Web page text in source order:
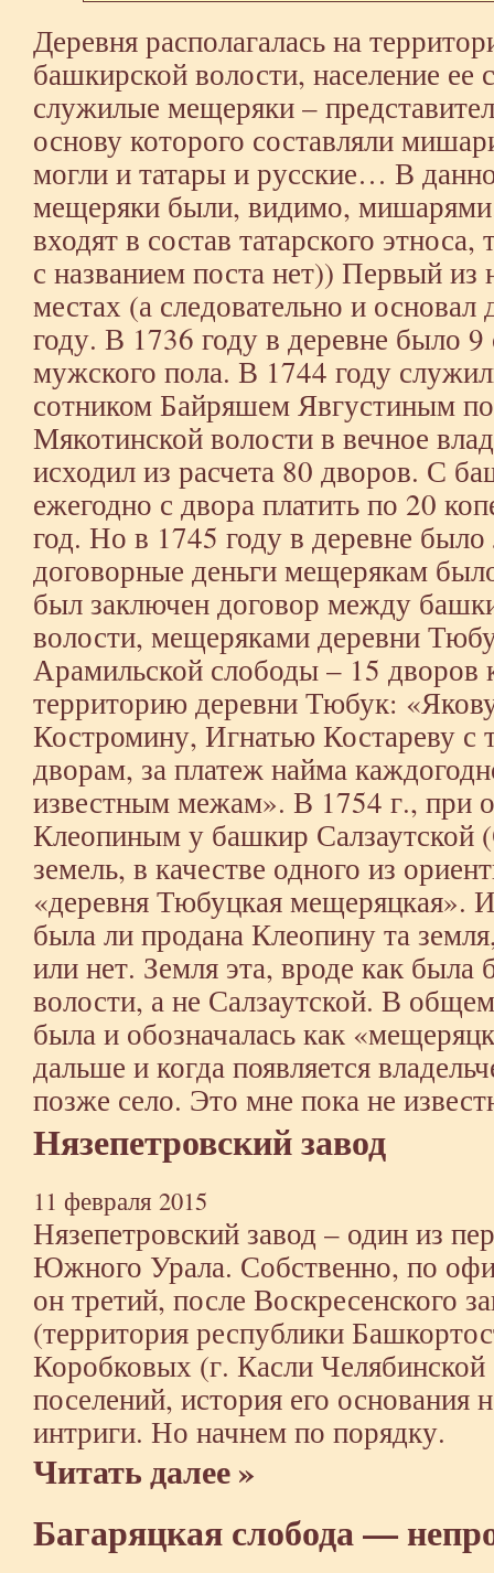
Деревня располагалась на
башкирской волости, население ее
служилые мещеряки –
основу которого составляли
могли и татары и русские… В
мещеряки были, видимо,
входят в состав татарского
с названием поста нет)) Первый из
местах (а следовательно и
году. В 1736 году в деревне было
мужского пола. В 1744 году
сотником Байряшем Явгустиным
Мякотинской волости в вечное
исходил из расчета 80 дворов. С
ежегодно с двора платить по 20
год. Но в 1745 году в деревне
договорные деньги мещерякам
был заключен договор между
волости, мещеряками деревни
Арамильской слободы – 15 дворов
территорию деревни Тюбук:
Костромину, Игнатью Костареву с
дворам, за платеж найма
известным межам». В 1754 г., при
Клеопиным у башкир Салзаутской
земель, в качестве одного из
«деревня Тюбуцкая мещеряцкая».
была ли продана Клеопину та
или нет. Земля эта, вроде как
волости, а не Салзаутской. В
была и обозначалась как
дальше и когда появляется
позже село. Это мне пока не
Нязепетровский завод
11 февраля 2015
Нязепетровский завод – один из
Южного Урала. Собственно, по
он третий, после Воскресенского
(территория республики
Коробковых (г. Касли
поселений, история его основания
интриги. Но начнем по порядку.
Читать далее »
Багаряцкая слобода —